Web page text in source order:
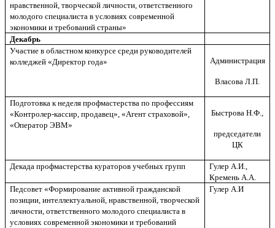
нравственной, творческой личности, ответственного
молодого специалиста в условиях современной
экономики и требований страны»
Декабрь
Участие в областном конкурсе среди руководителей
колледжей «Директор года»
Администрация
Власова Л.П.
Подготовка к неделя профмастерства по профессиям
«Контролер-кассир, продавец», «Агент страховой»,
«Оператор ЭВМ»
Быстрова Н.Ф.,
председатели
ЦК
Декада профмастерства кураторов учебных групп
Гулер А.И.,
Кремень А.А.
Педсовет «Формирование активной гражданской
позиции, интеллектуальной, нравственной, творческой
личности, ответственного молодого специалиста в
условиях современной экономики и требований
Гулер А.И